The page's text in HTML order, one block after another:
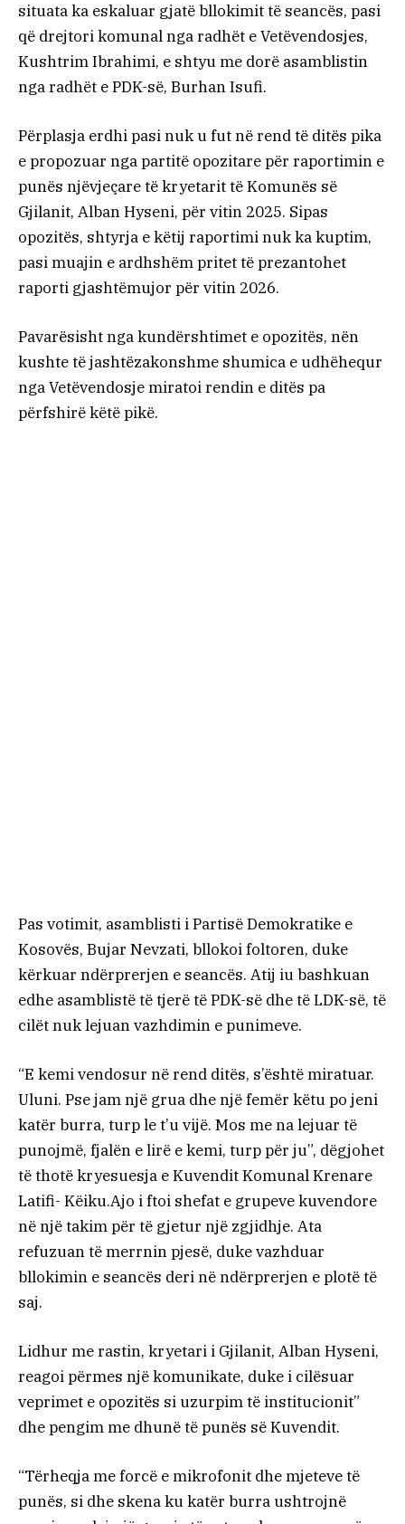
situata ka eskaluar gjatë bllokimit të seancës, pasi
që drejtori komunal nga radhët e Vetëvendosjes,
Kushtrim Ibrahimi, e shtyu me dorë asamblistin
nga radhët e PDK-së, Burhan Isufi.
Përplasja erdhi pasi nuk u fut në rend të ditës pika
e propozuar nga partitë opozitare për raportimin e
punës njëvjeçare të kryetarit të Komunës së
Gjilanit, Alban Hyseni, për vitin 2025. Sipas
opozitës, shtyrja e këtij raportimi nuk ka kuptim,
pasi muajin e ardhshëm pritet të prezantohet
raporti gjashtëmujor për vitin 2026.
Pavarësisht nga kundërshtimet e opozitës, nën
kushte të jashtëzakonshme shumica e udhëhequr
nga Vetëvendosje miratoi rendin e ditës pa
përfshirë këtë pikë.
Pas votimit, asamblisti i Partisë Demokratike e
Kosovës, Bujar Nevzati, bllokoi foltoren, duke
kërkuar ndërprerjen e seancës. Atij iu bashkuan
edhe asamblistë të tjerë të PDK-së dhe të LDK-së, të
cilët nuk lejuan vazhdimin e punimeve.
“E kemi vendosur në rend ditës, s’është miratuar.
Uluni. Pse jam një grua dhe një femër këtu po jeni
katër burra, turp le t’u vijë. Mos me na lejuar të
punojmë, fjalën e lirë e kemi, turp për ju”, dëgjohet
të thotë kryesuesja e Kuvendit Komunal Krenare
Latifi- Këiku.Ajo i ftoi shefat e grupeve kuvendore
në një takim për të gjetur një zgjidhje. Ata
refuzuan të merrnin pjesë, duke vazhduar
bllokimin e seancës deri në ndërprerjen e plotë të
saj.
Lidhur me rastin, kryetari i Gjilanit, Alban Hyseni,
reagoi përmes një komunikate, duke i cilësuar
veprimet e opozitës si uzurpim të institucionit”
dhe pengim me dhunë të punës së Kuvendit.
“Tërheqja me forcë e mikrofonit dhe mjeteve të
punës, si dhe skena ku katër burra ushtrojnë